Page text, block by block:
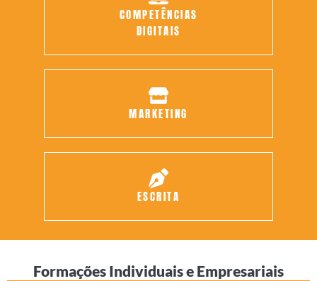
COMPETÊNCIAS
DIGITAIS
MARKETING
ESCRITA
Formações Individuais e Empresariais